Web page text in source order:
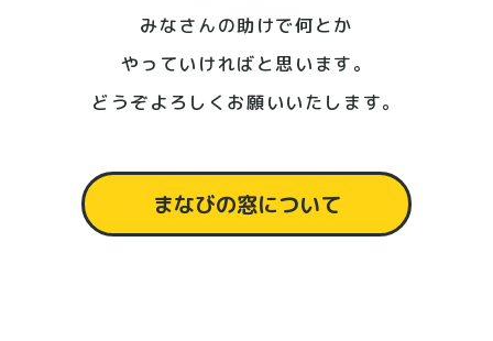
みなさんの助けで何とか
やっていければと思います。
どうぞよろしくお願いいたします。
まなびの窓について